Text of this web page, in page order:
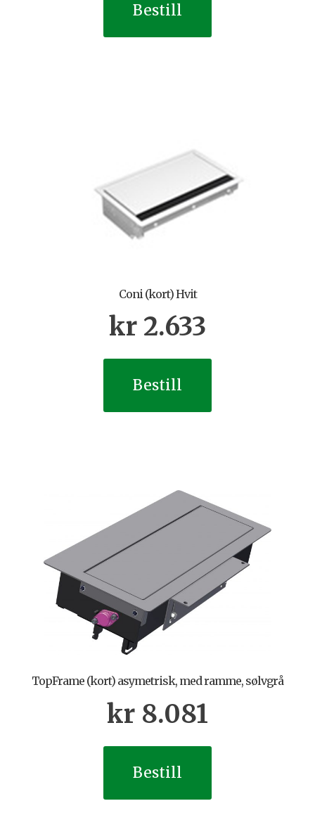
Bestill
Coni (kort) Hvit
kr 2.633
Bestill
TopFrame (kort) asymetrisk, med ramme, sølvgrå
kr 8.081
Bestill